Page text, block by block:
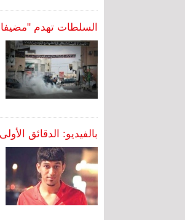
السلطات تهدم "مضيفا
بالفيديو: الدقائق